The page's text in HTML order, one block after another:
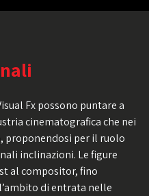
Fx possono puntare a
cinematografica che nei
proponendosi per il ruolo
inclinazioni. Le figure
al compositor, fino
di entrata nelle